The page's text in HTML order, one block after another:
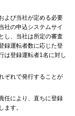
よび当社が定める必要
社の申込システムサイ
し、当社は所定の審査
録運転者数に応じた登
は登録運転者1名に対し
ぞれで発行することが
任により、直ちに登録
ます。